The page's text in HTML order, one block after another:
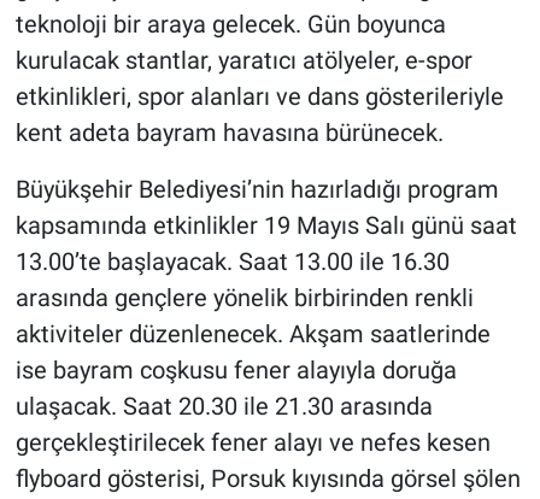
teknoloji bir araya gelecek. Gün boyunca
kurulacak stantlar, yaratıcı atölyeler, e-spor
etkinlikleri, spor alanları ve dans gösterileriyle
kent adeta bayram havasına bürünecek.
Büyükşehir Belediyesi’nin hazırladığı program
kapsamında etkinlikler 19 Mayıs Salı günü saat
13.00’te başlayacak. Saat 13.00 ile 16.30
arasında gençlere yönelik birbirinden renkli
aktiviteler düzenlenecek. Akşam saatlerinde
ise bayram coşkusu fener alayıyla doruğa
ulaşacak. Saat 20.30 ile 21.30 arasında
gerçekleştirilecek fener alayı ve nefes kesen
flyboard gösterisi, Porsuk kıyısında görsel şölen